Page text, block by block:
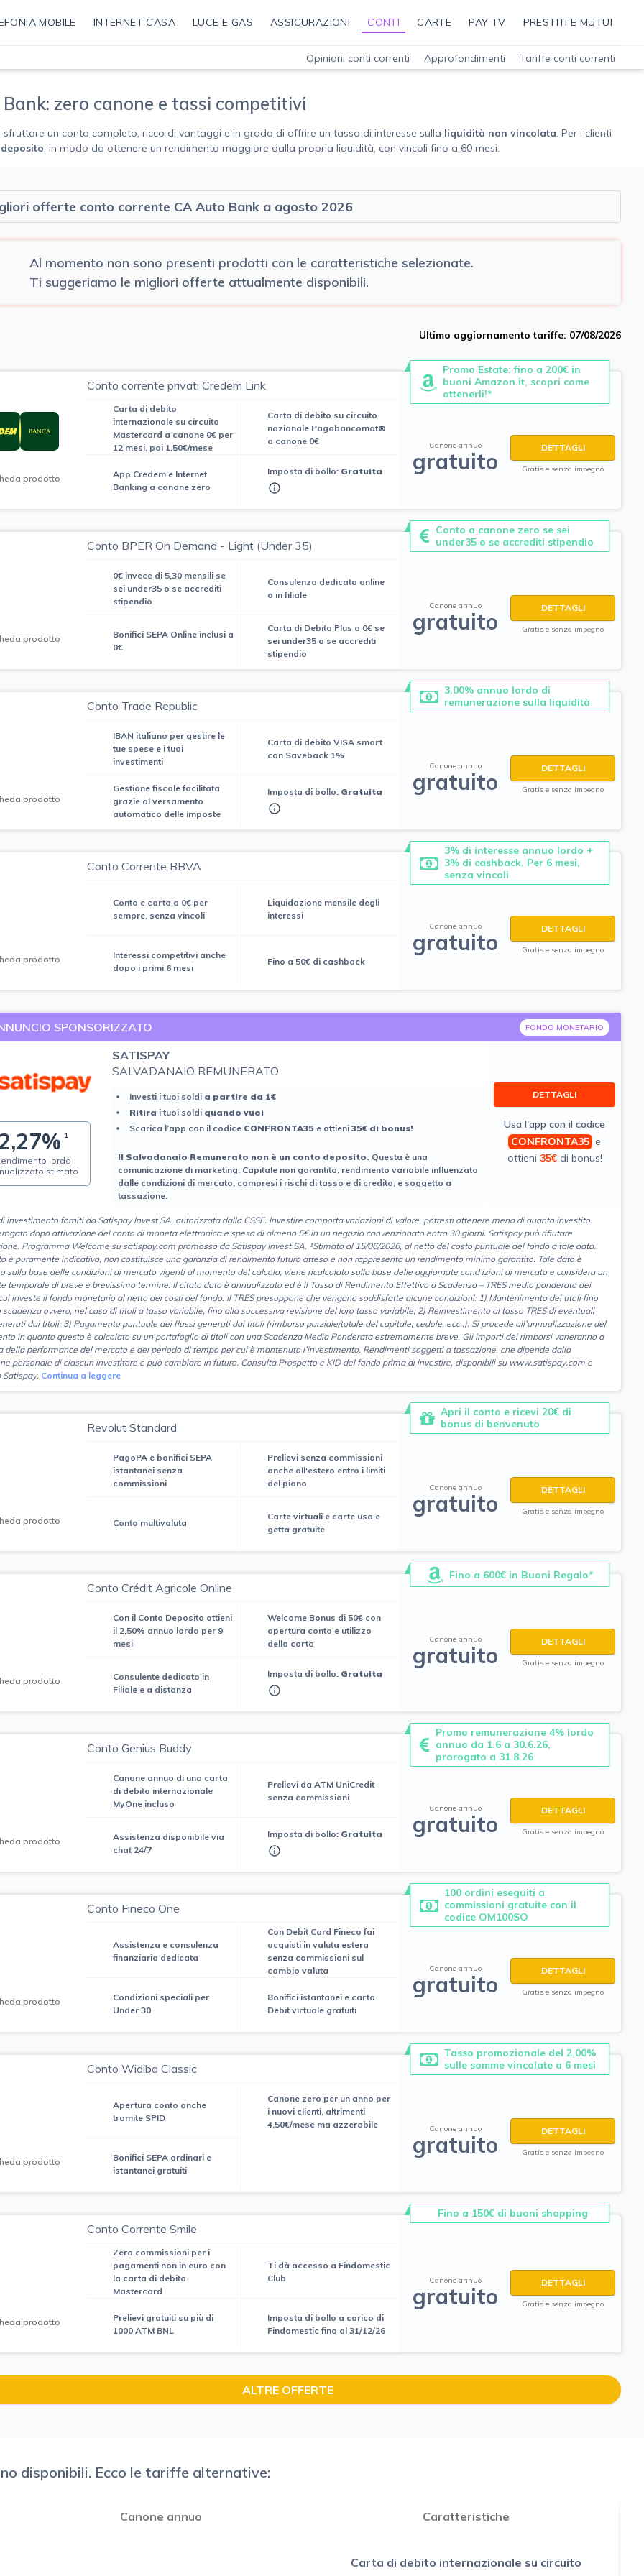
MOBILE INTERNET CASA LUCE E GAS ASSICURAZIONI CONTI CARTE PAY TV PRESTITI E MUTUI
Opinioni conti correnti Approfondimenti Tariffe conti correnti
zero canone e tassi competitivi
sfruttare un conto completo, ricco di vantaggi e in grado di offrire un tasso di interesse sulla liquidità non vincolata. Per i clienti
, in modo da ottenere un rendimento maggiore dalla propria liquidità, con vincoli fino a 60 mesi.
offerte conto corrente CA Auto Bank a agosto 2026
Al momento non sono presenti prodotti con le caratteristiche selezionate.
Ti suggeriamo le migliori offerte attualmente disponibili.
Ultimo aggiornamento tariffe: 07/08/2026
Promo Estate: fino a 200€ in
buoni Amazon.it, scopri come
ottenerli!*
prodotto
Conto corrente privati Credem Link
Carta di debito
internazionale su circuito
Mastercard a canone 0€ per
12 mesi, poi 1,50€/mese
App Credem e Internet
Banking a canone zero
Carta di debito su circuito
nazionale Pagobancomat®
a canone 0€
Imposta di bollo: Gratuita
Canone annuo
gratuito
DETTAGLI
Gratis e senza impegno
Conto a canone zero se sei
under35 o se accrediti stipendio
prodotto
Conto BPER On Demand - Light (Under 35)
0€ invece di 5,30 mensili se
sei under35 o se accrediti
stipendio
Bonifici SEPA Online inclusi a
0€
Consulenza dedicata online
o in filiale
Carta di Debito Plus a 0€ se
sei under35 o se accrediti
stipendio
Canone annuo
gratuito
DETTAGLI
Gratis e senza impegno
3,00% annuo lordo di
remunerazione sulla liquidità
prodotto
Conto Trade Republic
IBAN italiano per gestire le
tue spese e i tuoi
investimenti
Gestione fiscale facilitata
grazie al versamento
automatico delle imposte
Carta di debito VISA smart
con Saveback 1%
Imposta di bollo: Gratuita
Canone annuo
gratuito
DETTAGLI
Gratis e senza impegno
3% di interesse annuo lordo +
3% di cashback. Per 6 mesi,
senza vincoli
prodotto
Conto Corrente BBVA
Conto e carta a 0€ per
sempre, senza vincoli
Interessi competitivi anche
dopo i primi 6 mesi
Liquidazione mensile degli
interessi
Fino a 50€ di cashback
Canone annuo
gratuito
DETTAGLI
Gratis e senza impegno
SPONSORIZZATO FONDO MONETARIO
1
lordo
stimato
SATISPAY
SALVADANAIO REMUNERATO
Investi i tuoi soldi a partire da 1€
Ritira i tuoi soldi quando vuoi
Scarica l’app con il codice CONFRONTA35 e ottieni 35€ di bonus!
ll Salvadanaio Remunerato non è un conto deposito.Questa è una
comunicazione di marketing. Capitale non garantito, rendimento variabile influenzato
dalle condizioni di mercato, compresi i rischi di tasso e di credito, e soggetto a
tassazione.
DETTAGLI
Usa l'app con il codice
CONFRONTA35 e
ottieni 35€di bonus!
investimento forniti da Satispay Invest SA, autorizzata dalla CSSF. Investire comporta variazioni di valore, potresti ottenere meno di quanto investito.
dopo attivazione del conto di moneta elettronica e spesa di almeno 5€ in un negozio convenzionato entro 30 giorni. Satispay può rifiutare
Programma Welcome su satispay.com promosso da Satispay Invest SA. ¹Stimato al 15/06/2026, al netto del costo puntuale del fondo a tale data.
è puramente indicativo, non costituisce una garanzia di rendimento futuro atteso e non rappresenta un rendimento minimo garantito. Tale dato è
sulla base delle condizioni di mercato vigenti al momento del calcolo, viene ricalcolato sulla base delle aggiornate cond izioni di mercato e considera un
temporale di breve e brevissimo termine. Il citato dato è annualizzato ed è il Tasso di Rendimento Effettivo a Scadenza – TRES medio ponderato dei
investe il fondo monetario al netto dei costi del fondo. Il TRES presuppone che vengano soddisfatte alcune condizioni: 1) Mantenimento dei titoli fino
scadenza ovvero, nel caso di titoli a tasso variabile, fino alla successiva revisione del loro tasso variabile; 2) Reinvestimento al tasso TRES di eventuali
dai titoli; 3) Pagamento puntuale dei flussi generati dai titoli (rimborso parziale/totale del capitale, cedole, ecc..). Si procede all’annualizzazione del
in quanto questo è calcolato su un portafoglio di titoli con una Scadenza Media Ponderata estremamente breve. Gli importi dei rimborsi varieranno a
della performance del mercato e del periodo di tempo per cui è mantenuto l’investimento. Rendimenti soggetti a tassazione, che dipende dalla
personale di ciascun investitore e può cambiare in futuro. Consulta Prospetto e KID del fondo prima di investire, disponibili su www.satispay.com e
Satispay. Continua a leggere
Apri il conto e ricevi 20€ di
bonus di benvenuto
prodotto
Revolut Standard
PagoPA e bonifici SEPA
istantanei senza
commissioni
Conto multivaluta
Prelievi senza commissioni
anche all'estero entro i limiti
del piano
Carte virtuali e carte usa e
getta gratuite
Canone annuo
gratuito
DETTAGLI
Gratis e senza impegno
Fino a 600€ in Buoni Regalo*
prodotto
Conto Crédit Agricole Online
Con il Conto Deposito ottieni
il 2,50% annuo lordo per 9
mesi
Consulente dedicato in
Filiale e a distanza
Welcome Bonus di 50€ con
apertura conto e utilizzo
della carta
Imposta di bollo: Gratuita
Canone annuo
gratuito
DETTAGLI
Gratis e senza impegno
Promo remunerazione 4% lordo
annuo da 1.6 a 30.6.26,
prorogato a 31.8.26
prodotto
Conto Genius Buddy
Canone annuo di una carta
di debito internazionale
MyOne incluso
Assistenza disponibile via
chat 24/7
Prelievi da ATM UniCredit
senza commissioni
Imposta di bollo: Gratuita
Canone annuo
gratuito
DETTAGLI
Gratis e senza impegno
100 ordini eseguiti a
commissioni gratuite con il
codice OM100SO
prodotto
Conto Fineco One
Assistenza e consulenza
finanziaria dedicata
Condizioni speciali per
Under 30
Con Debit Card Fineco fai
acquisti in valuta estera
senza commissioni sul
cambio valuta
Bonifici istantanei e carta
Debit virtuale gratuiti
Canone annuo
gratuito
DETTAGLI
Gratis e senza impegno
Tasso promozionale del 2,00%
sulle somme vincolate a 6 mesi
prodotto
Conto Widiba Classic
Apertura conto anche
tramite SPID
Bonifici SEPA ordinari e
istantanei gratuiti
Canone zero per un anno per
i nuovi clienti, altrimenti
4,50€/mese ma azzerabile
Canone annuo
gratuito
DETTAGLI
Gratis e senza impegno
Fino a 150€ di buoni shopping
prodotto
Conto Corrente Smile
Zero commissioni per i
pagamenti non in euro con
la carta di debito
Mastercard
Prelievi gratuiti su più di
1000 ATM BNL
Ti dà accesso a Findomestic
Club
Imposta di bollo a carico di
Findomestic fino al 31/12/26
Canone annuo
gratuito
DETTAGLI
Gratis e senza impegno
ALTRE OFFERTE
disponibili. Ecco le tariffe alternative:
Canone annuo Caratteristiche
Carta di debito internazionale su circuito